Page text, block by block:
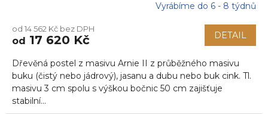
Vyrábíme do 6 - 8 týdnů
od 14 562 Kč bez DPH
od 17 620 Kč DETAIL
Dřevěná postel z masivu Arnie II z průběžného masivu
buku (čistý nebo jádrový), jasanu a dubu nebo buk cink. Tl.
masivu 3 cm spolu s výškou bočnic 50 cm zajišťuje
stabilní...